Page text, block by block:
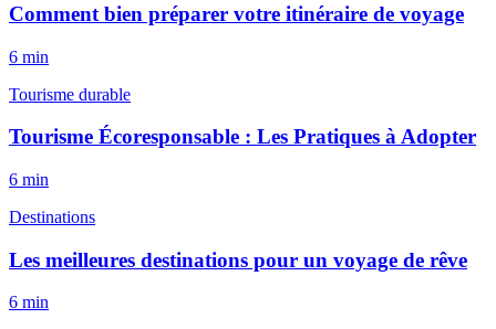
Comment bien préparer votre itinéraire de voyage
6 min
Tourisme durable
Tourisme Écoresponsable : Les Pratiques à Adopter
6 min
Destinations
Les meilleures destinations pour un voyage de rêve
6 min